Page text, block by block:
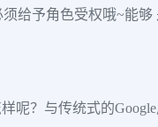
给予角色受权哦~能
呢？与传统式的